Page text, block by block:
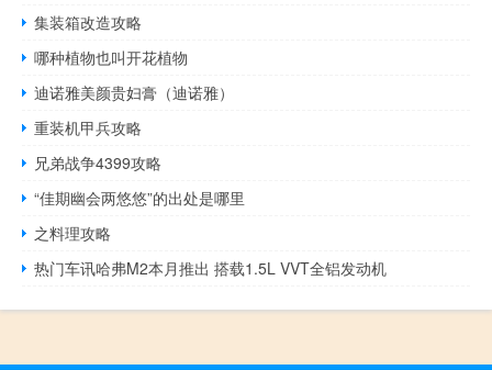
集装箱改造攻略
哪种植物也叫开花植物
迪诺雅美颜贵妇膏（迪诺雅）
重装机甲兵攻略
兄弟战争4399攻略
“佳期幽会两悠悠”的出处是哪里
之料理攻略
热门车讯哈弗M2本月推出 搭载1.5L VVT全铝发动机